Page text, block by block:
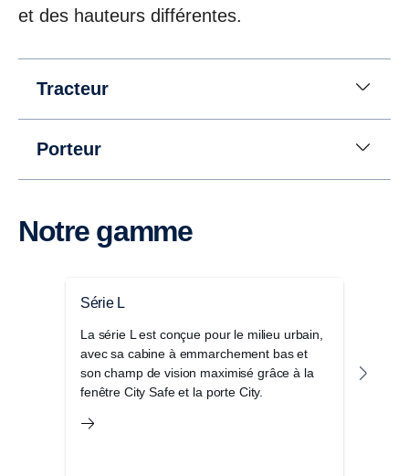
et des hauteurs différentes.
Tracteur
Porteur
Notre gamme
Série L
La série L est conçue pour le milieu urbain,
avec sa cabine à emmarchement bas et
son champ de vision maximisé grâce à la
fenêtre City Safe et la porte City.